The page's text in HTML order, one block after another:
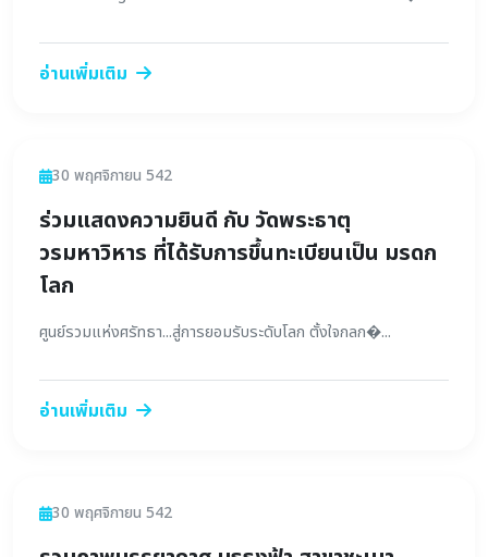
อ่านเพิ่มเติม
ข่าวสาร
30 พฤศจิกายน 542
ร่วมแสดงความยินดี กับ วัดพระธาตุ
วรมหาวิหาร ที่ได้รับการขึ้นทะเบียนเป็น มรดก
โลก
ศูนย์รวมแห่งศรัทธา...สู่การยอมรับระดับโลก ตั้งใจกลก�...
อ่านเพิ่มเติม
ข่าวสาร
30 พฤศจิกายน 542